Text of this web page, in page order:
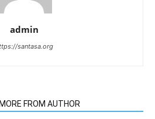
admin
santasa.org
MORE FROM AUTHOR